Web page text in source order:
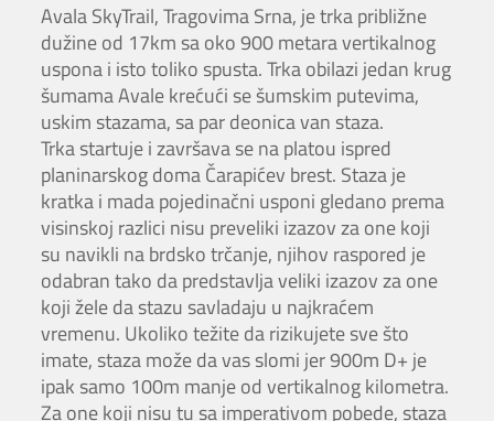
Avala SkyTrail, Tragovima Srna, je trka približne
dužine od 17km sa oko 900 metara vertikalnog
uspona i isto toliko spusta. Trka obilazi jedan krug
šumama Avale krećući se šumskim putevima,
uskim stazama, sa par deonica van staza.
Trka startuje i završava se na platou ispred
planinarskog doma Čarapićev brest. Staza je
kratka i mada pojedinačni usponi gledano prema
visinskoj razlici nisu preveliki izazov za one koji
su navikli na brdsko trčanje, njihov raspored je
odabran tako da predstavlja veliki izazov za one
koji žele da stazu savladaju u najkraćem
vremenu. Ukoliko težite da rizikujete sve što
imate, staza može da vas slomi jer 900m D+ je
ipak samo 100m manje od vertikalnog kilometra.
Za one koji nisu tu sa imperativom pobede, staza